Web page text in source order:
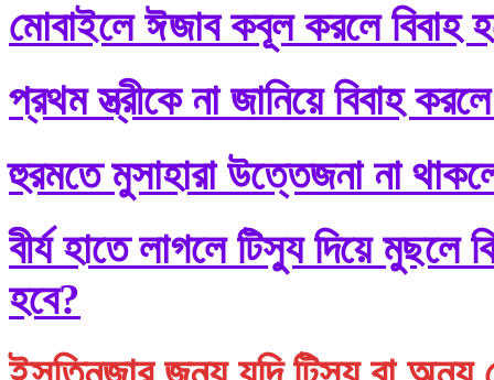
মোবাইলে ঈজাব কবূল করলে বিবাহ
প্রথম স্ত্রীকে না জানিয়ে বিবাহ
হুরমতে মুসাহারা উত্তেজনা না
বীর্য হাতে লাগলে টিস্যু দিয়ে
হবে?